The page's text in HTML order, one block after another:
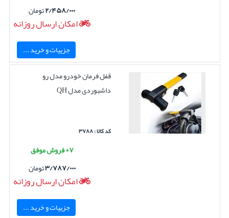
۲/۴۵۸/۰۰۰تومان
امکان ارسال روزانه
جزییات و خرید ...
قفل فرمان خودرو مدل رو
داشبوردی مدل QH
کد کالا : ۳۷۸۸
۷+ فروش موفق
۳/۷۸۷/۰۰۰تومان
امکان ارسال روزانه
جزییات و خرید ...